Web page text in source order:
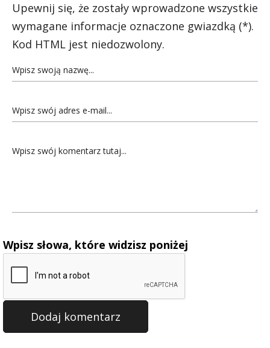
Upewnij się, że zostały wprowadzone wszystkie
wymagane informacje oznaczone gwiazdką (*).
Kod HTML jest niedozwolony.
Wpisz słowa, które widzisz poniżej